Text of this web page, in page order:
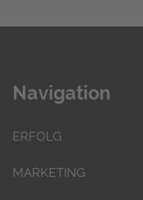
Navigation
ERFOLG
MARKETING